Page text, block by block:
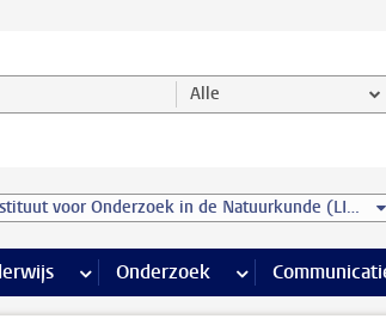
categorie Alle
Leids Instituut voor Onderzoek in de Natuurkunde (LION)
pagina’s
meer Onderwijs pagina’s
Onderzoek meer Onderzoek